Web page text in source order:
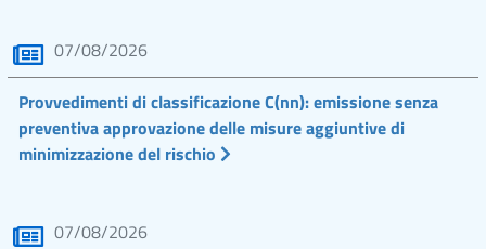
07/08/2026
Provvedimenti di classificazione C(nn): emissione senza
preventiva approvazione delle misure aggiuntive di
minimizzazione del rischio
07/08/2026